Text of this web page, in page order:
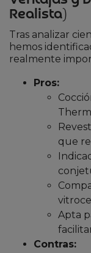
Realista)
Tras analizar
hemos
realmente
Pros:
que
Apta
Contras: